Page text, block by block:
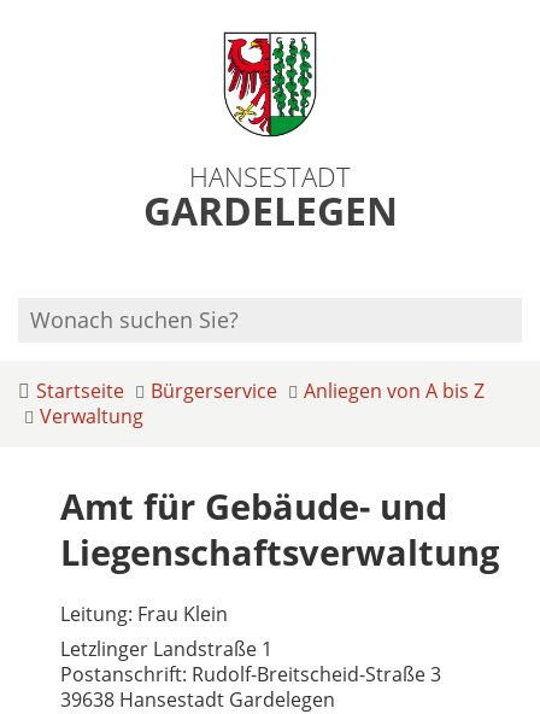
HANSESTADT
GARDELEGEN
Startseite Bürgerservice
Anliegen von A bis Z
Verwaltung
Amt für Gebäude- und
Liegenschaftsverwaltung
Leitung: Frau Klein
Letzlinger Landstraße 1
Postanschrift: Rudolf-Breitscheid-Straße 3
39638 Hansestadt Gardelegen